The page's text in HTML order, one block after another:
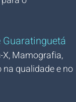
Guaratinguetá
Mamografia,
qualidade e no